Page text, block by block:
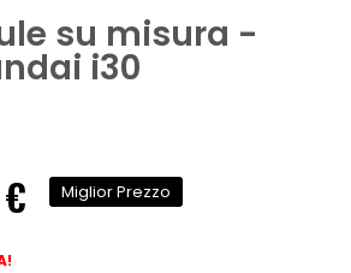
su misura -
i30
Miglior Prezzo